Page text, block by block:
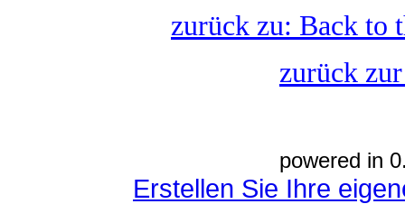
zurück zu: Back to
zurück
powered in
Erstellen Sie Ihre